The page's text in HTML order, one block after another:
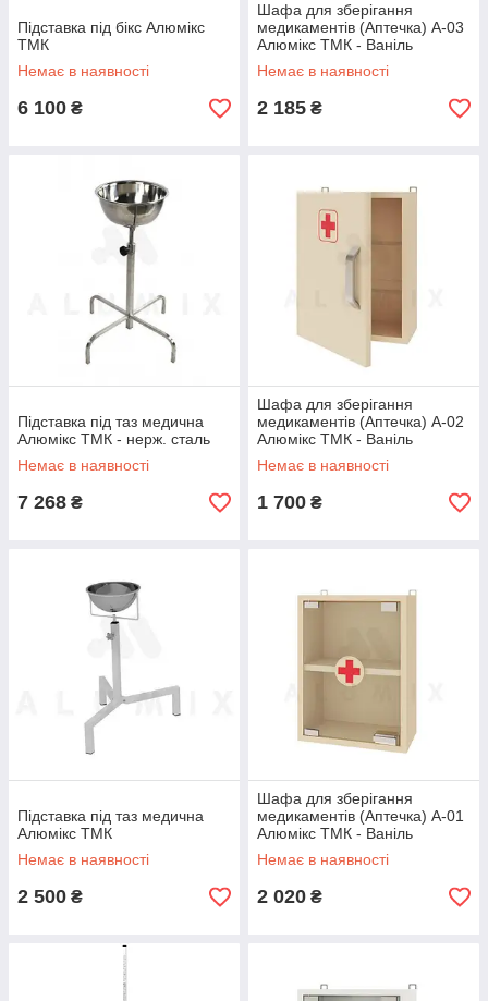
Підставка під бікс Алюмікс
ТМК
Немає в наявності
6 100 ₴
Шафа для зберігання
медикаментів (Аптечка) А-03
Алюмікс ТМК - Ваніль
Немає в наявності
2 185 ₴
Підставка під таз медична
Алюмікс ТМК - нерж. сталь
Немає в наявності
7 268 ₴
Шафа для зберігання
медикаментів (Аптечка) А-02
Алюмікс ТМК - Ваніль
Немає в наявності
1 700 ₴
Підставка під таз медична
Алюмікс ТМК
Немає в наявності
2 500 ₴
Шафа для зберігання
медикаментів (Аптечка) А-01
Алюмікс ТМК - Ваніль
Немає в наявності
2 020 ₴